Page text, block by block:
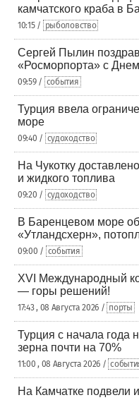
камчатского краба в
10:15 / рыболовство
Сергей Пылин
«Росморпорта» с Днем
09:59 / события
Турция ввела
море
09:40 / судоходство
На Чукотку
и жидкого топлива
09:20 / судоходство
В Баренцевом море
«Утландсхерн»,
09:00 / события
XVI Международный
— горы решений!
17:43 , 08 Августа 2026 / порты
Турция с начала года
зерна почти на 70%
11:00 , 08 Августа 2026 /
На Камчатке подвели